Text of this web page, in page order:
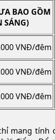
BAO GỒM
SÁNG)
VNĐ/đêm
VNĐ/đêm
VNĐ/đêm
mang tính